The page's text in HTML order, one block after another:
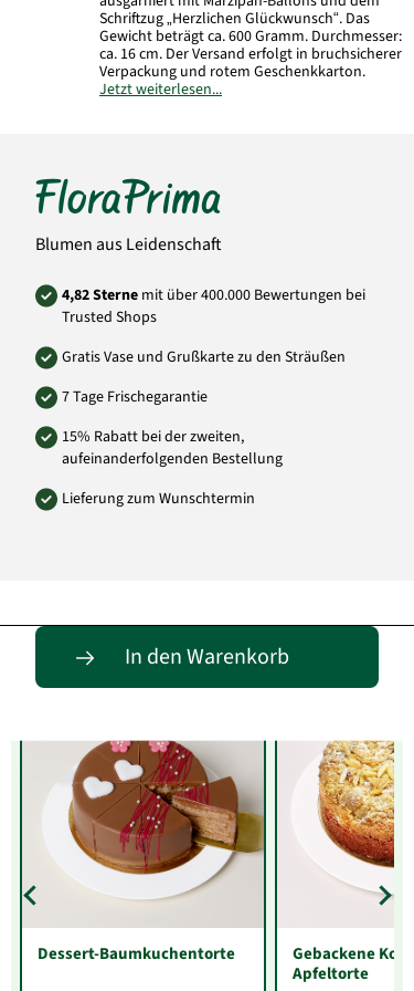
Schriftzug „Herzlichen Glückwunsch“. Das
Gewicht beträgt ca. 600 Gramm. Durchmesser:
ca. 16 cm. Der Versand erfolgt in bruchsicherer
Verpackung und rotem Geschenkkarton.
Jetzt weiterlesen...
Blumen aus Leidenschaft
4,82 Sterne mit über 400.000 Bewertungen bei
Trusted Shops
Gratis Vase und Grußkarte zu den Sträußen
7 Tage Frischegarantie
15% Rabatt bei der zweiten,
aufeinanderfolgenden Bestellung
Lieferung zum Wunschtermin
In den Warenkorb
Entdecke passende Alternativen
Dessert-Baumkuchentorte
Gebackene
Apfeltorte